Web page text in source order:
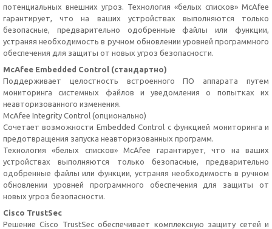
потенциальных внешних угроз. Технология «белых списков» McAfee
гарантирует, что на ваших устройствах выполняются только
безопасные, предварительно одобренные файлы или функции,
устраняя необходимость в ручном обновлении уровней программного
обеспечения для защиты от новых угроз безопасности.
McAfee Embedded Control (стандартно)
Поддерживает целостность встроенного ПО аппарата путем
мониторинга системных файлов и уведомления о попытках их
неавторизованного изменения.
McAfee Integrity Control (опционально)
Сочетает возможности Embedded Control с функцией мониторинга и
предотвращения запуска неавторизованных программ.
Технология «белых списков» McAfee гарантирует, что на ваших
устройствах выполняются только безопасные, предварительно
одобренные файлы или функции, устраняя необходимость в ручном
обновлении уровней программного обеспечения для защиты от
новых угроз безопасности.
Cisco TrustSec
Решение Cisco TrustSec обеспечивает комплексную защиту сетей и